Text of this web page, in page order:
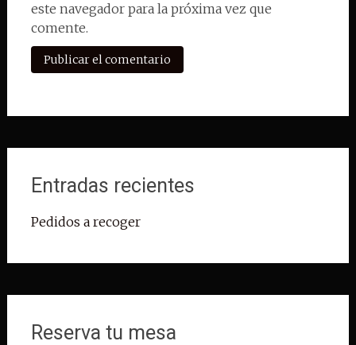
este navegador para la próxima vez que
comente.
Entradas recientes
Pedidos a recoger
Reserva tu mesa